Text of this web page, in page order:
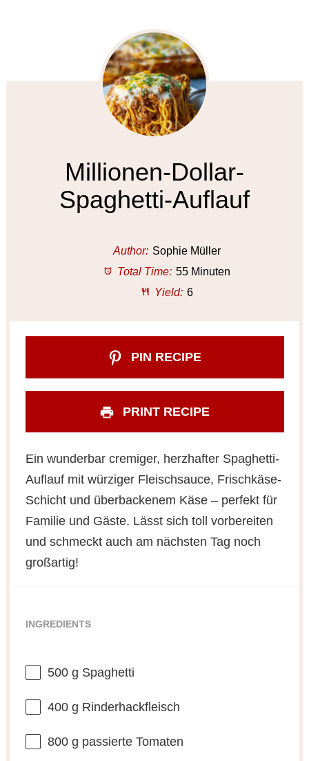
Millionen-Dollar-
Spaghetti-Auflauf
Author: Sophie Müller
Total Time: 55 Minuten
Yield: 6
PIN RECIPE
PRINT RECIPE
Ein wunderbar cremiger, herzhafter Spaghetti-
Auflauf mit würziger Fleischsauce, Frischkäse-
Schicht und überbackenem Käse – perfekt für
Familie und Gäste. Lässt sich toll vorbereiten
und schmeckt auch am nächsten Tag noch
großartig!
INGREDIENTS
500 g Spaghetti
400 g Rinderhackfleisch
800 g passierte Tomaten